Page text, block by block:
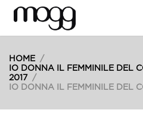
HOME /
IO DONNA IL FEMMINILE DEL
2017 /
IO DONNA IL FEMMINILE DEL